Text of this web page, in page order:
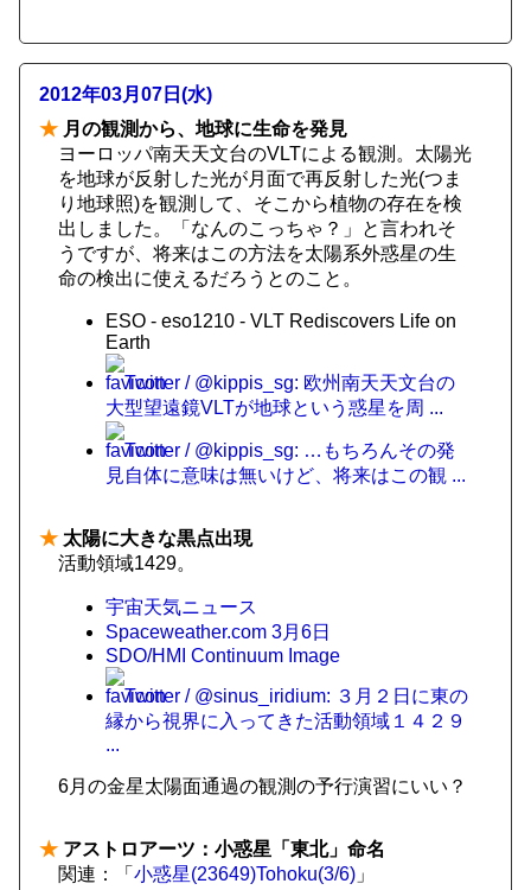
2012年03月07日(水)
★ 月の観測から、地球に生命を発見
ヨーロッパ南天天文台のVLTによる観測。太陽光
を地球が反射した光が月面で再反射した光(つま
り地球照)を観測して、そこから植物の存在を検
出しました。「なんのこっちゃ？」と言われそ
うですが、将来はこの方法を太陽系外惑星の生
命の検出に使えるだろうとのこと。
ESO - eso1210 - VLT Rediscovers Life on
Earth
Twitter / @kippis_sg: 欧州南天天文台の
大型望遠鏡VLTが地球という惑星を周 ...
Twitter / @kippis_sg: …もちろんその発
見自体に意味は無いけど、将来はこの観 ...
★ 太陽に大きな黒点出現
活動領域1429。
宇宙天気ニュース
Spaceweather.com 3月6日
SDO/HMI Continuum Image
Twitter / @sinus_iridium: ３月２日に東の
縁から視界に入ってきた活動領域１４２９
...
6月の金星太陽面通過の観測の予行演習にいい？
★ アストロアーツ：小惑星「東北」命名
関連：「 小惑星(23649)Tohoku(3/6) 」